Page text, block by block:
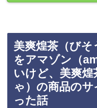
美爽煌茶（び
をアマゾン（
いけど、美爽
ゃ）の商品の
った話